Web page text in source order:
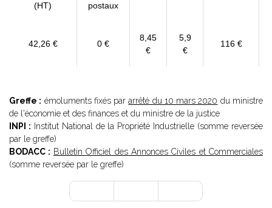
(HT)
postaux
42,26 € 0 €
8,45
€
5,9
€
116 €
Greffe : émoluments fixés pararrêté du 10 mars 2020 du ministre
de l'économie et des finances et du ministre de la justice
INPI : Institut National de la Propriété Industrielle (somme reversée
par le greffe)
BODACC : Bulletin Officiel des Annonces Civiles et Commerciales
(somme reversée par le greffe)